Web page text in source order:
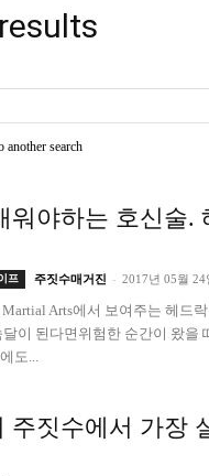
another search
워야하는 호신술.
프 주짓수매거진 - 2017년 05월 24
Martial Arts에서 보여주는 헤드
달이 된다면위험한 순간이 왔을
도...
주짓수에서 가장